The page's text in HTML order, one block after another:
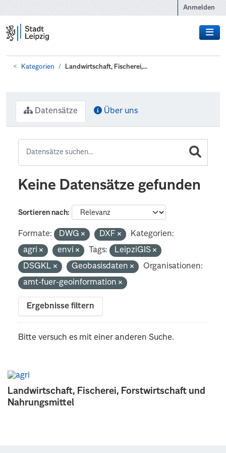
Anmelden
Kategorien Landwirtschaft, Fischerei,...
Landwirtschaft, Fischerei, Forstwirtschaft und
Nahrungsmittel
Datensätze Über uns
Keine Datensätze gefunden
Sortieren nach
Formate: DWG DXF
Kategorien:
agri
envi Tags:
LeipziGIS
DSGKL
Geobasisdaten
Organisationen:
amt-fuer-geoinformation
Ergebnisse filtern
Bitte versuch es mit einer anderen Suche.